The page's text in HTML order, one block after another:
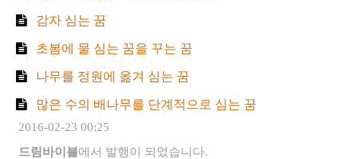
감자 심는 꿈
초봄에 물 심는 꿈을 꾸는 꿈
나무를 정원에 옮겨 심는 꿈
많은 수의 배나무를 단계적으로 심는 꿈
2016-02-23 00:25
드림바이블에서 발행이 되었습니다.